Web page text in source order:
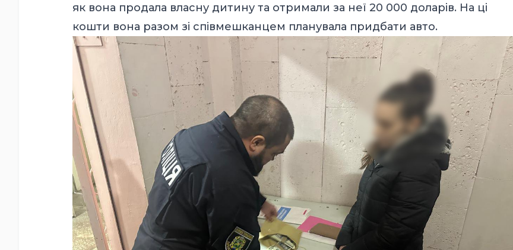
як вона продала власну дитину та отримали за неї 20 000 доларів. На ці
кошти вона разом зі співмешканцем планувала придбати авто.